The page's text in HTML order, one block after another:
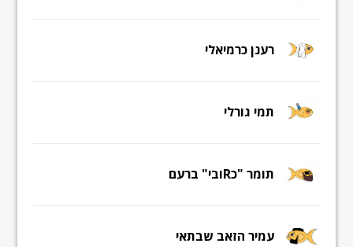
רענן כרמיאלי
תמי גורלי
תומר "כRובי" ברעם
עמיר הזאב שבתאי